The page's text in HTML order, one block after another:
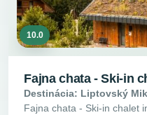
10.0
Fajna chata - Ski-in
Destinácia: Liptovský
Fajna chata - Ski-in chalet